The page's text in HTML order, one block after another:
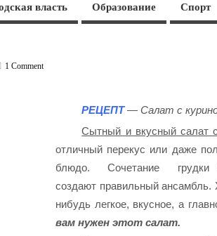
власть Образование Спорт
1 Comment
РЕЦЕПТ— Салат с
Сытный и вкусный салат
отличный перекус или даже
блюдо.
Сочетание
создают правильный ансамбль.
нибудь легкое, вкусное, а
вам нужен этот салат.